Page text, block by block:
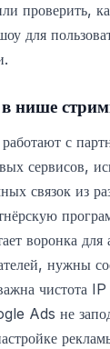
проверить,
для
нише
с
сервисов,
связок из
воронка для
нужны
чистота
Ads не